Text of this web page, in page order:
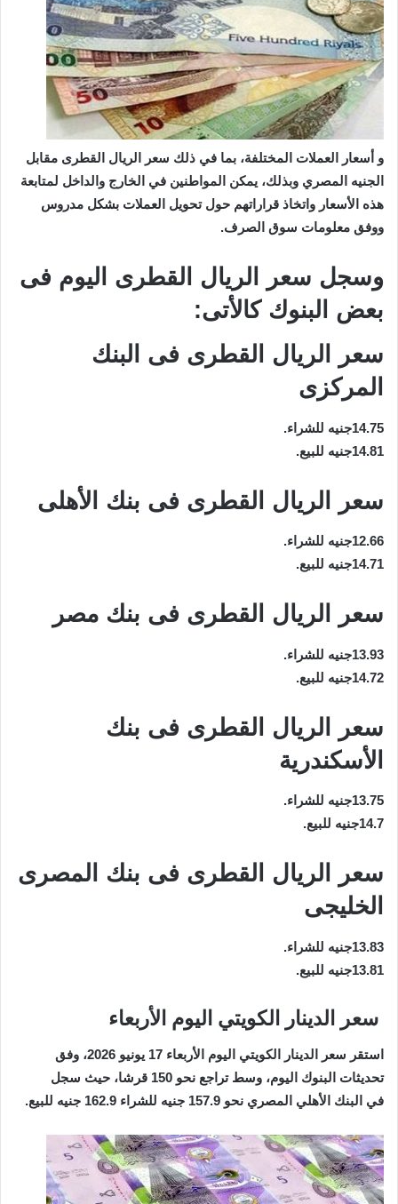
و أسعار العملات المختلفة، بما في ذلك سعر الريال القطرى مقابل
الجنيه المصري وبذلك، يمكن المواطنين في الخارج والداخل لمتابعة
هذه الأسعار واتخاذ قراراتهم حول تحويل العملات بشكل مدروس
ووفق معلومات سوق الصرف.
وسجل سعر الريال القطرى اليوم فى
بعض البنوك كالأتى:
سعر الريال القطرى فى البنك
المركزى
14.75جنيه للشراء.
14.81جنيه للبيع.
سعر الريال القطرى فى بنك الأهلى
12.66جنيه للشراء.
14.71جنيه للبيع.
سعر الريال القطرى فى بنك مصر
13.93جنيه للشراء.
14.72جنيه للبيع.
سعر الريال القطرى فى بنك
الأسكندرية
13.75جنيه للشراء.
14.7جنيه للبيع.
سعر الريال القطرى فى بنك المصرى
الخليجى
13.83جنيه للشراء.
13.81جنيه للبيع.
سعر الدينار الكويتي اليوم الأربعاء
استقر سعر الدينار الكويتي اليوم الأربعاء 17 يونيو 2026، وفق
تحديثات البنوك اليوم، وسط تراجع نحو 150 قرشا، حيث سجل
في البنك الأهلي المصري نحو 157.9 جنيه للشراء 162.9 جنيه للبيع.